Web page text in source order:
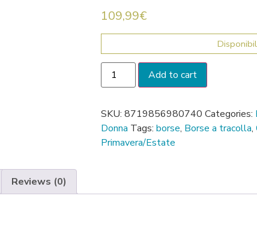
109,99€
Add to cart
SKU:8719856980740 Categories:
Donna Tags:borse, Borse a tracolla,
Primavera/Estate
Reviews (0)